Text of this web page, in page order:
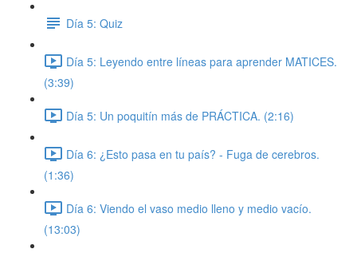
Día 5: Quiz
Día 5: Leyendo entre líneas para aprender MATICES.
(3:39)
Día 5: Un poquitín más de PRÁCTICA. (2:16)
Día 6: ¿Esto pasa en tu país? - Fuga de cerebros.
(1:36)
Día 6: Viendo el vaso medio lleno y medio vacío.
(13:03)